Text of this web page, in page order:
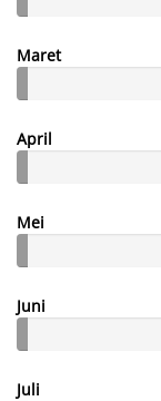
Maret
April
Mei
Juni
Juli